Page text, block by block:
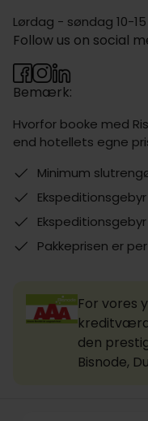
Lørdag - søndag 10-15
Bemærk:
Hvorfor booke med
end hotellets egne
Minimum
Pakkeprisen er
Follow us on social
For vores
den
Bisnode,